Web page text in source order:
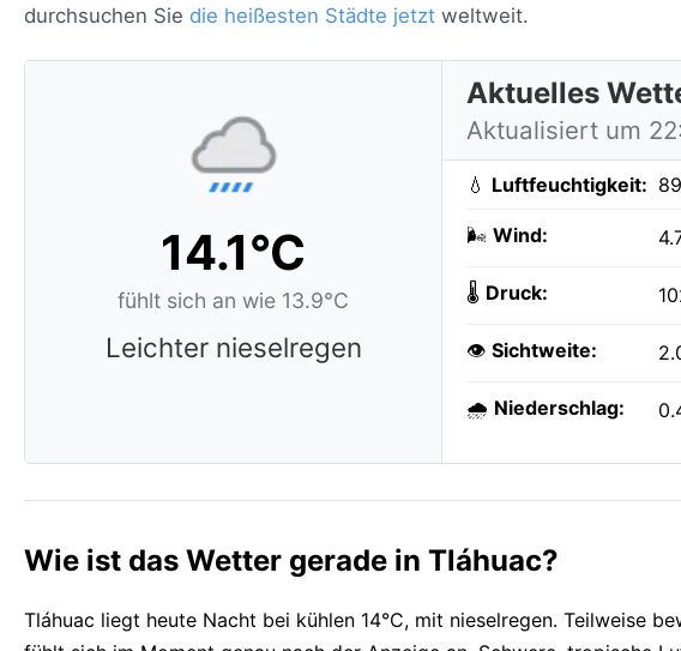
durchsuchen Sie die heißesten Städte jetzt weltweit.
14.1°C
fühlt sich an wie 13.9°C
Leichter nieselregen
Aktuelles
Aktualisiert um
💧 Luftfeuchtigkeit:
🌬️ Wind:
🌡️ Druck:
👁️ Sichtweite:
🌧️ Niederschlag:
Wie ist das Wetter gerade in Tláhuac?
Tláhuac liegt heute Nacht bei kühlen 14°C, mit nieselregen. Teilweise